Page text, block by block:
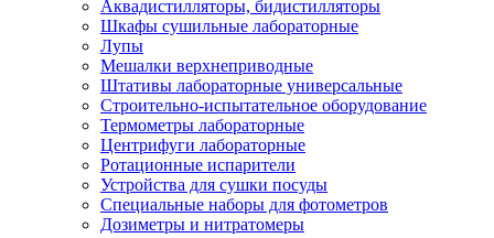
Аквадистилляторы, бидистилляторы
Шкафы сушильные лабораторные
Лупы
Мешалки верхнеприводные
Штативы лабораторные универсальные
Строительно-испытательное оборудование
Термометры лабораторные
Центрифуги лабораторные
Ротационные испарители
Устройства для сушки посуды
Специальные наборы для фотометров
Дозиметры и нитратомеры